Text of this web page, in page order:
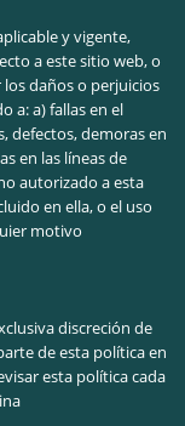
y vigente,
a este sitio web, o
daños o perjuicios
a: a) fallas en el
defectos, demoras en
en las líneas de
autorizado a esta
en ella, o el uso
motivo.
discreción de
de esta política en
esta política cada